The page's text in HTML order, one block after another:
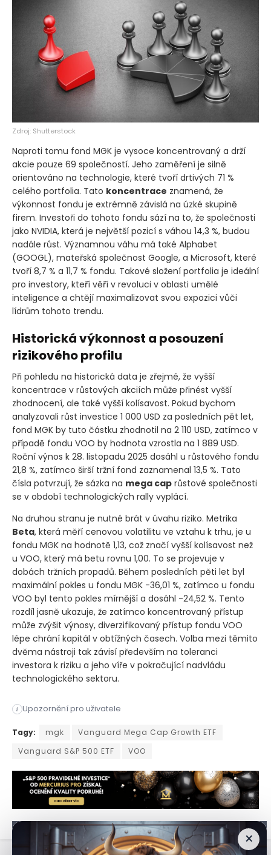
Zdroj: Shutterstock
Naproti tomu fond MGK je vysoce koncentrovaný a drží
akcie pouze 69 společností. Jeho zaměření je silně
orientováno na technologie, které tvoří drtivých 71 %
celého portfolia. Tato koncentrace znamená, že
výkonnost fondu je extrémně závislá na úzké skupině
firem. Investoři do tohoto fondu sází na to, že společnosti
jako NVIDIA, která je největší pozicí s váhou 14,3 %, budou
nadále růst. Významnou váhu má také Alphabet
(GOOGL), mateřská společnost Google, a Microsoft, které
tvoří 8,7 % a 11,7 % fondu. Takové složení portfolia je ideální
pro investory, kteří věří v revoluci v oblasti umělé
inteligence a chtějí maximalizovat svou expozici vůči
lídrům tohoto trendu.
Historická výkonnost a posouzení
rizikového profilu
Při pohledu na historická data je zřejmé, že vyšší
koncentrace v růstových akciích může přinést vyšší
zhodnocení, ale také vyšší kolísavost. Pokud bychom
analyzovali růst investice 1 000 USD za posledních pět let,
fond MGK by tuto částku zhodnotil na 2 110 USD, zatímco v
případě fondu VOO by hodnota vzrostla na 1 889 USD.
Roční výnos k 28. listopadu 2025 dosáhl u růstového fondu
21,8 %, zatímco širší tržní fond zaznamenal 13,5 %. Tato
čísla potvrzují, že sázka na mega cap růstové společnosti
se v období technologických rally vyplácí.
Na druhou stranu je nutné brát v úvahu riziko. Metrika
Beta, která měří cenovou volatilitu ve vztahu k trhu, je u
fondu MGK na hodnotě 1,13, což značí vyšší kolísavost než
u VOO, který má betu rovnu 1,00. To se projevuje v
dobách tržních propadů. Během posledních pěti let byl
maximální pokles u fondu MGK -36,01 %, zatímco u fondu
VOO byl tento pokles mírnější a dosáhl -24,52 %. Tento
rozdíl jasně ukazuje, že zatímco koncentrovaný přístup
může zvýšit výnosy, diverzifikovaný přístup fondu VOO
lépe chrání kapitál v obtížných časech. Volba mezi těmito
dvěma nástroji tak závisí především na toleranci
investora k riziku a jeho víře v pokračující nadvládu
technologického sektoru.
i Upozornění pro uživatele
Srovnání gigantů Vanguard: Růstový potenciál proti tržní
Tagy: mgk
Vanguard Mega Cap Growth ETF
Vanguard S&P 500 ETF
VOO
×